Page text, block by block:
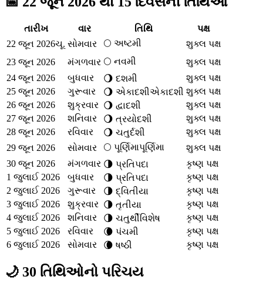
તારીખ વાર તિથિ
પક્ષ
22 જૂન 2026ચૂ. સોમવાર 🌕 અષ્ટમી
શુક્લ પક્ષ
23 જૂન 2026
મંગળવાર 🌕 નવમી
શુક્લ પક્ષ
24 જૂન 2026
બુધવાર 🌖 દશમી
શુક્લ પક્ષ
25 જૂન 2026
ગુરૂવાર 🌖 એકાદશીએકાદશી શુક્લ પક્ષ
26 જૂન 2026
શુક્રવાર 🌖 દ્વાદશી
શુક્લ પક્ષ
27 જૂન 2026
શનિવાર 🌖 ત્રયોદશી
શુક્લ પક્ષ
28 જૂન 2026
રવિવાર 🌖 ચતુર્દશી
શુક્લ પક્ષ
29 જૂન 2026
સોમવાર 🌕 પૂર્ણિમાપૂર્ણિમા
શુક્લ પક્ષ
30 જૂન 2026
મંગળવાર 🌗 પ્રતિપદા
કૃષ્ણ પક્ષ
1 જુલાઈ 2026
બુધવાર 🌗 પ્રતિપદા
કૃષ્ણ પક્ષ
2 જુલાઈ 2026
ગુરૂવાર 🌗 દ્વિતીયા
કૃષ્ણ પક્ષ
3 જુલાઈ 2026
શુક્રવાર 🌗 તૃતીયા
કૃષ્ણ પક્ષ
4 જુલાઈ 2026
શનિવાર 🌗 ચતુર્થીવિશેષ
કૃષ્ણ પક્ષ
5 જુલાઈ 2026
રવિવાર 🌘 પંચમી
કૃષ્ણ પક્ષ
6 જુલાઈ 2026
સોમવાર 🌘 ષષ્ઠી કૃષ્ણ પક્ષ
🌙 30 તિથિઓનો પરિચય